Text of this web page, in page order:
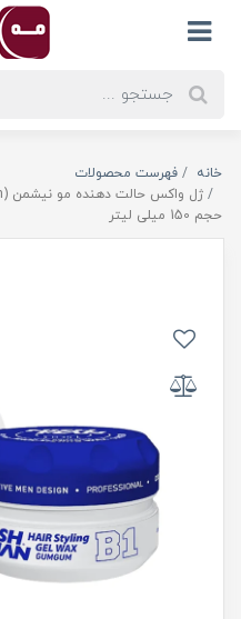
خانه
فهرست محصولات
حجم 150 میلی لیتر